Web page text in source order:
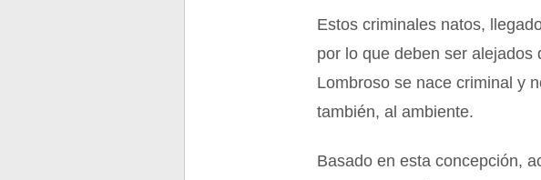
Estos criminales natos,
por lo que deben ser
Lombroso se nace criminal y
también, al ambiente.
Basado en esta concepción,